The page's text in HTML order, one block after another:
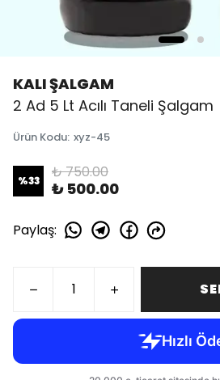
KALI ŞALGAM
2 Ad 5 Lt Acılı Taneli Şalgam
Ürün Kodu: xyz-45
%33 ₺ 750.00
₺ 500.00
Paylaş: